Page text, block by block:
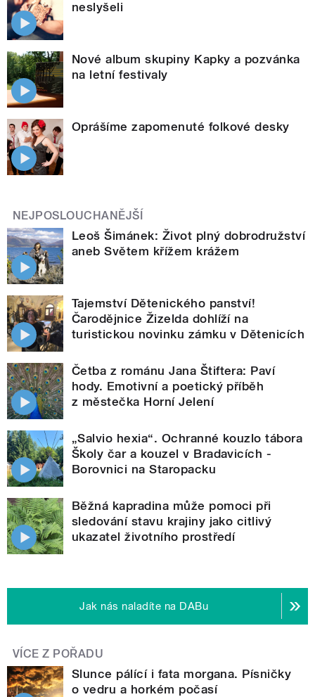
neslyšeli
Nové album skupiny Kapky a pozvánka
na letní festivaly
Oprášíme zapomenuté folkové desky
NEJPOSLOUCHANĚJŠÍ
Leoš Šimánek: Život plný dobrodružství
aneb Světem křížem krážem
Tajemství Dětenického panství!
Čarodějnice Žizelda dohlíží na
turistickou novinku zámku v Dětenicích
Četba z románu Jana Štiftera: Paví
hody. Emotivní a poetický příběh
z městečka Horní Jelení
„Salvio hexia“. Ochranné kouzlo tábora
Školy čar a kouzel v Bradavicích -
Borovnici na Staropacku
Běžná kapradina může pomoci při
sledování stavu krajiny jako citlivý
ukazatel životního prostředí
Jak nás naladíte na DABu
VÍCE Z POŘADU
Slunce pálící i fata morgana. Písničky
o vedru a horkém počasí